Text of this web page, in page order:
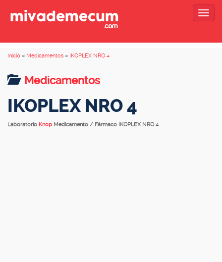
Inicio » Medicamentos » IKOPLEX NRO 4
Medicamentos
IKOPLEX NRO 4
Laboratorio Knop Medicamento / Fármaco IKOPLEX NRO 4